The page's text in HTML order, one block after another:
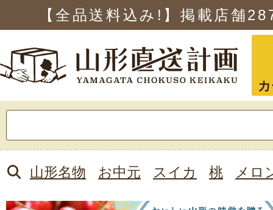
【全品送料込み!】掲載店舗
索:
山形名物 お中元 スイカ 桃 メロ